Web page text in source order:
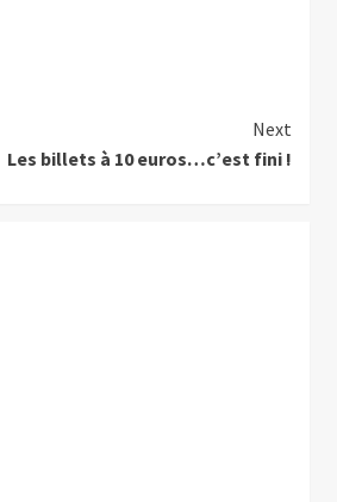
Next
Les billets à 10 euros…c’est fini !